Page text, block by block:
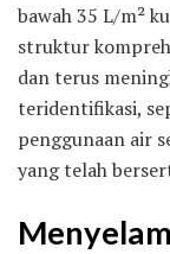
bawah 35 L/m²
struktur
dan terus
teridentifikasi,
penggunaan air
yang telah